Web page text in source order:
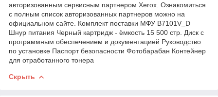
авторизованным сервисным партнером Xerox. Ознакомиться
с полным список авторизованных партнеров можно на
официальном сайте. Комплект поставки МФУ B7101V_D
Шнур питания Черный картридж - ёмкость 15 500 стр. Диск с
программным обеспечением и документацией Руководство
по установке Паспорт безопасности Фотобарабан Контейнер
для отработанного тонера
Скрыть